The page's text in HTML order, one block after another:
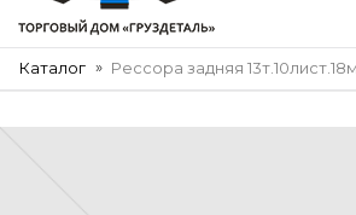
Каталог Рессора задняя